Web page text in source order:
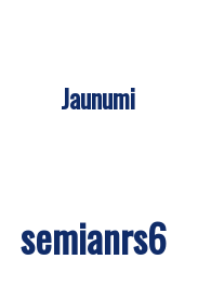
Jaunumi
semianrs6